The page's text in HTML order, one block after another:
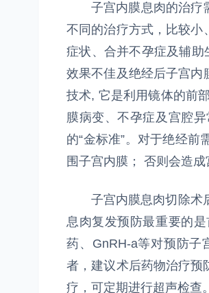
子宫内膜息肉的治疗需
不同的治疗方式，比较小
症状、合并不孕症及辅
效果不佳及绝经后子宫内
技术, 它是利用镜体的前
膜病变、不孕症及宫腔
的“金标准”。对于绝经
围子宫内膜； 否则会造成
子宫内膜息肉切除术后
息肉复发预防最重要的
药、GnRH-a等对预防子
者，建议术后药物治疗预
疗，可定期进行超声检查。